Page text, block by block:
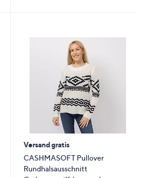
Versand gratis
CASHMASOFT Pullover
Rundhalsausschnitt